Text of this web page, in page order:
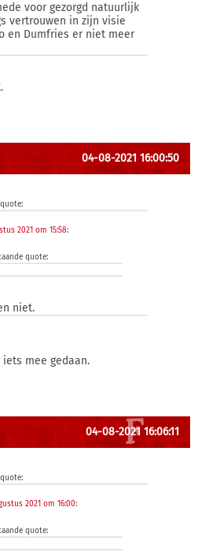
voor gezorgd natuurlijk
vertrouwen in zijn visie
en Dumfries er niet meer
04-08-2021 16:00:50
2021 om 15:58:
quote:
niet.
iets mee gedaan.
04-08-2021 16:06:11
2021 om 16:00:
quote: